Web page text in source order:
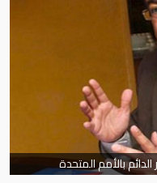
بالأمم المتحدة